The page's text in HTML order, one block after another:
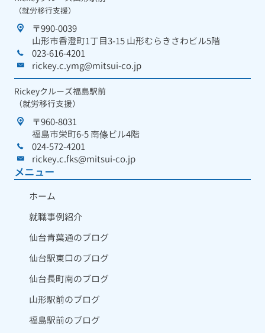
（就労移行支援）
〒990-0039
山形市香澄町1丁目3-15 山形むらきさわビル5階
023-616-4201
rickey.c.ymg@mitsui-co.jp
Rickeyクルーズ福島駅前
（就労移行支援）
〒960-8031
福島市栄町6-5 南條ビル4階
024-572-4201
rickey.c.fks@mitsui-co.jp
メニュー
ホーム
就職事例紹介
仙台青葉通のブログ
仙台駅東口のブログ
仙台長町南のブログ
山形駅前のブログ
福島駅前のブログ